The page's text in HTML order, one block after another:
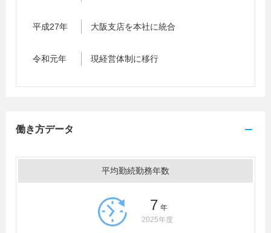
平成27年 大阪支店を本社に統合
令和元年 現経営体制に移行
働き方データ
平均勤続勤務年数
7 年
2025年度